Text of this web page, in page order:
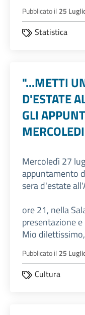
Pubblicato il 25
Statistica
"...METTI
D'ESTATE
GLI
Mercoledì 27
appuntamento
sera d'estate
ore 21, nella
presentazione
Mio
Pubblicato il 25
Cultura